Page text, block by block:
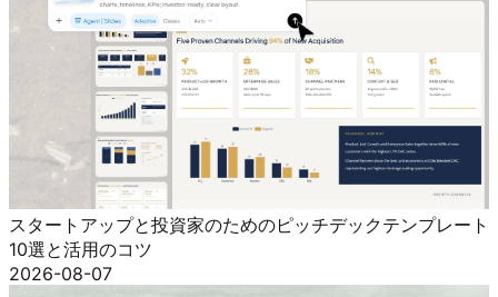
スタートアップと投資家のためのピッチデックテンプレート
10選と活用のコツ
2026-08-07